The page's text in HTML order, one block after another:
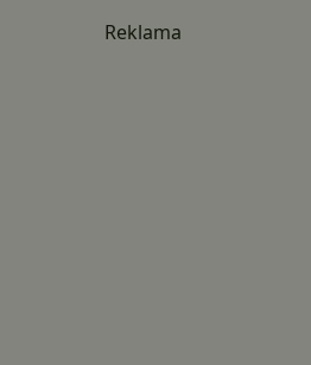
Reklama